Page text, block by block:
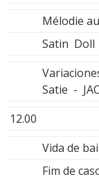
Mélodie
Satin Doll
Satie -
12.00
Vida de
Fim de